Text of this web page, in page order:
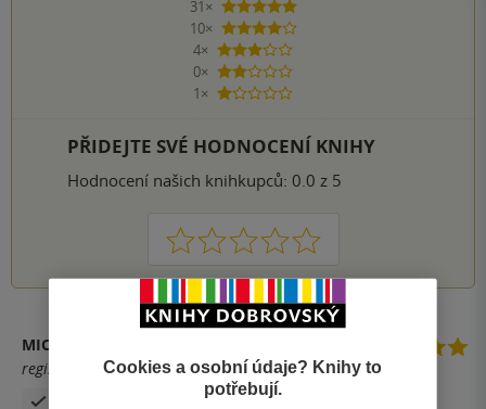
31×
5 hvězdiček
10×
4 hvězdičky
4×
3 hvězdičky
0×
2 hvězdičky
1×
1 hvezdička
PŘIDEJTE SVÉ HODNOCENÍ KNIHY
Hodnocení našich knihkupců: 0.0 z 5
1 2 3 4 5
MICHAEL
registrovaný uživatelCookies a osobní údaje? Knihy to
potřebují.